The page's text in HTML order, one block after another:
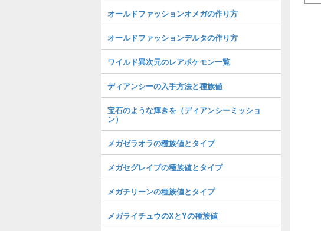
オールドファッションオメガの作り方
オールドファッションデルタの作り方
ワイルド異次元のレアポケモン一覧
ディアンシーの入手方法と種族値
宝石のような輝きを（ディアンシーミッショ
ン）
メガゼラオラの種族値とタイプ
メガセグレイブの種族値とタイプ
メガチリーンの種族値とタイプ
メガライチュウのXとYの種族値